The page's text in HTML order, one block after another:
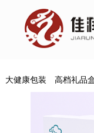
大健康包装 高档礼品